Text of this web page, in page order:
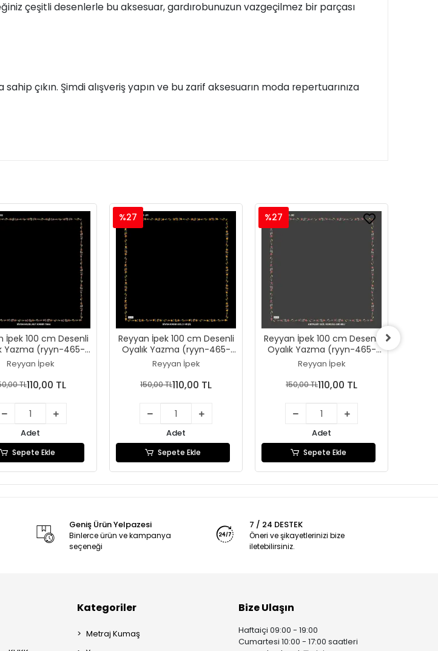
çeşitli desenlerle bu aksesuar, gardırobunuzun vazgeçilmez bir parçası
çıkın. Şimdi alışveriş yapın ve bu zarif aksesuarın moda repertuarınıza
İpek 100 cm Desenli
Yazma (ryyn-465-
25)
Reyyan İpek
TL110,00 TL
Adet
Sepete Ekle
Reyyan İpek 100 cm Desenli
Oyalık Yazma (ryyn-465-
24)
Reyyan İpek
%27
150,00 TL110,00 TL
Adet
Sepete Ekle
Reyyan İpek 100 cm Desenli
Oyalık Yazma (ryyn-465-
23)
Reyyan İpek
%27
150,00 TL110,00 TL
Adet
Sepete Ekle
Geniş Ürün Yelpazesi
Binlerce ürün ve kampanya
seçeneği
7 / 24 DESTEK
Öneri ve şikayetlerinizi bize
iletebilirsiniz.
Kategoriler
Metraj Kumaş
Bize Ulaşın
Haftaiçi 09:00 - 19:00
Cumartesi 10:00 - 17:00 saatleri